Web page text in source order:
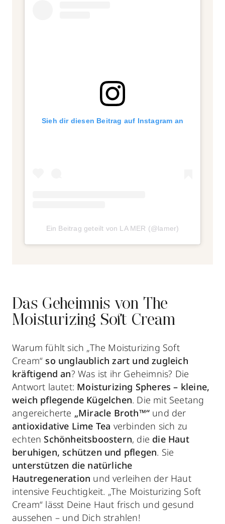
Sieh dir diesen Beitrag auf Instagram an
Ein Beitrag geteilt von LA MER (@lamer)
Das Geheimnis von The
Moisturizing Soft Cream
Warum fühlt sich „The Moisturizing Soft
Cream“ so unglaublich zart und zugleich
kräftigend an? Was ist ihr Geheimnis? Die
Antwort lautet: Moisturizing Spheres – kleine,
weich pflegende Kügelchen. Die mit Seetang
angereicherte „Miracle Broth™“ und der
antioxidative Lime Tea verbinden sich zu
echten Schönheitsboostern, die die Haut
beruhigen, schützen und pflegen. Sie
unterstützen die natürliche
Hautregeneration und verleihen der Haut
intensive Feuchtigkeit. „The Moisturizing Soft
Cream“ lässt Deine Haut frisch und gesund
aussehen – und Dich strahlen!